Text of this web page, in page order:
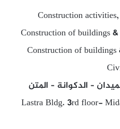
Construction
Construction of buildings
Construction of
Lastra Bldg. 3rd floor-